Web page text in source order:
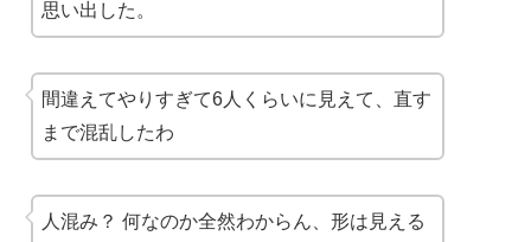
思い出した。
間違えてやりすぎて6人くらいに見えて、直す
まで混乱したわ
人混み？ 何なのか全然わからん、形は見える